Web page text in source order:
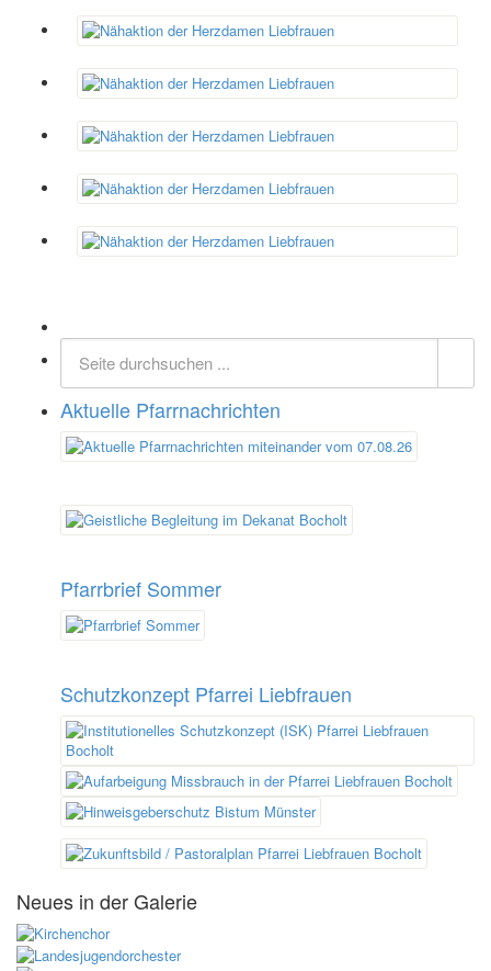
Aktuelle Pfarrnachrichten
Pfarrbrief Sommer
Schutzkonzept Pfarrei Liebfrauen
Neues in der Galerie